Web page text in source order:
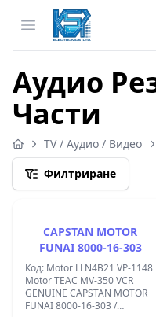
Open menu
Аудио
Части
TV / Аудио / Видео
Филтриране
CAPSTAN MOTOR
FUNAI 8000-16-303
Код: Motor LLN4B21 VP-1148
Motor TEAC MV-350 VCR
GENUINE CAPSTAN MOTOR
FUNAI 8000-16-303 /